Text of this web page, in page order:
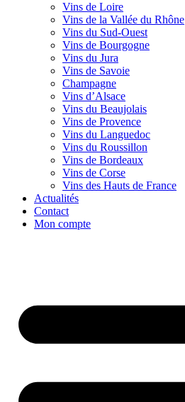
Vins de Loire
Vins de la Vallée du Rhône
Vins du Sud-Ouest
Vins de Bourgogne
Vins du Jura
Vins de Savoie
Champagne
Vins d’Alsace
Vins du Beaujolais
Vins de Provence
Vins du Languedoc
Vins du Roussillon
Vins de Bordeaux
Vins de Corse
Vins des Hauts de France
Actualités
Contact
Mon compte